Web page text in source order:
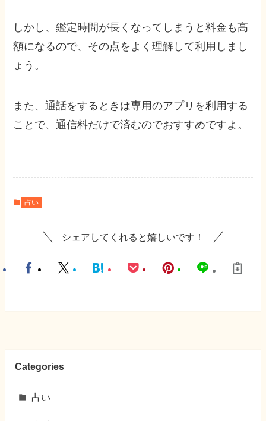
しかし、鑑定時間が長くなってしまうと料金も高
額になるので、その点をよく理解して利用しまし
ょう。
また、通話をするときは専用のアプリを利用する
ことで、通信料だけで済むのでおすすめですよ。
占い
シェアしてくれると嬉しいです！
Categories
占い